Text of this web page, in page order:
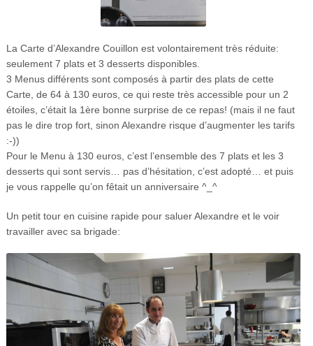
La Carte d’Alexandre Couillon est volontairement très réduite:
seulement 7 plats et 3 desserts disponibles.
3 Menus différents sont composés à partir des plats de cette
Carte, de 64 à 130 euros, ce qui reste très accessible pour un 2
étoiles, c’était la 1ère bonne surprise de ce repas! (mais il ne faut
pas le dire trop fort, sinon Alexandre risque d’augmenter les tarifs
:-))
Pour le Menu à 130 euros, c’est l’ensemble des 7 plats et les 3
desserts qui sont servis… pas d’hésitation, c’est adopté… et puis
je vous rappelle qu’on fêtait un anniversaire ^_^
Un petit tour en cuisine rapide pour saluer Alexandre et le voir
travailler avec sa brigade: